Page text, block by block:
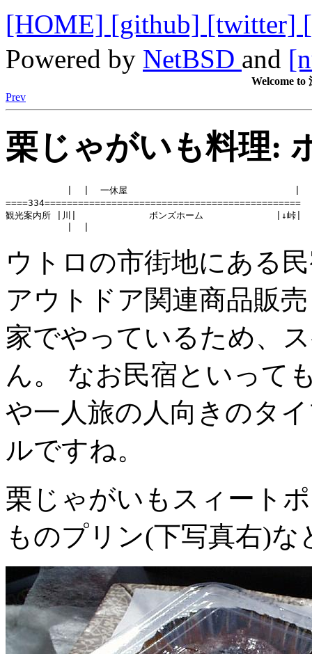
[HOME] [github] [twitter]
Powered by NetBSD and
Welcome to
Prev
栗じゃがいも料理:
|  |  一休屋                              |
観光案内所 |川|             ボンズホーム             |↓峠|
ウトロの市街地にある
アウトドア関連商品販
家でやっているため、
ん。 なお民宿といって
や一人旅の人向きのタ
ルですね。
栗じゃがいもスィート
ものプリン(下写真右)な